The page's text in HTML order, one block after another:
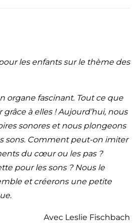
les enfants sur le thème des
organe fascinant. Tout ce que
à elles ! Aujourd’hui, nous
sonores et nous plongeons
sons. Comment peut-on imiter
du cœur ou les pas ?
pour les sons ? Nous le
et créerons une petite
Avec Leslie Fischbach